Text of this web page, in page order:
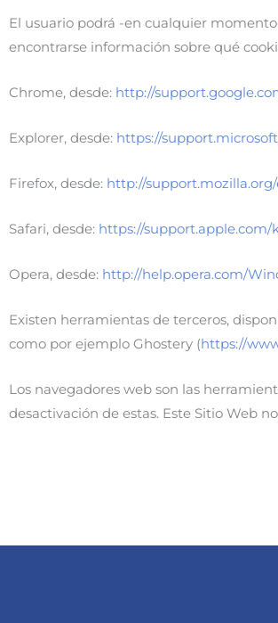
El usuario podrá -en cualquier
encontrarse información sobre qué
Chrome, desde: http://
Explorer, desde: https://
Firefox, desde: http://
Safari, desde: https://support.apple.com/
Opera, desde: http://help.opera.com/
Existen herramientas de terceros,
como por ejemplo Ghostery (https://
Los navegadores web son las
desactivación de estas. Este Sitio Web